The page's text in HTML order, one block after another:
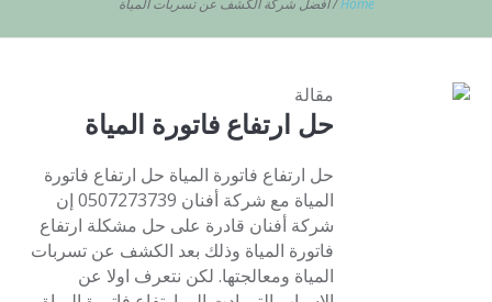
Home
/أفضل شركة الكشف عن تسربات المياة
مقالة
حل ارتفاع فاتورة المياة
حل ارتفاع فاتورة المياة حل ارتفاع فاتورة
المياة مع شركة أفنان 0507273739 إن
شركة أفنان قادرة على حل مشكلة ارتفاع
فاتورة المياة وذلك بعد الكشف عن تسربات
المياة ومعالجتها. لكن نتعرف اولا عن